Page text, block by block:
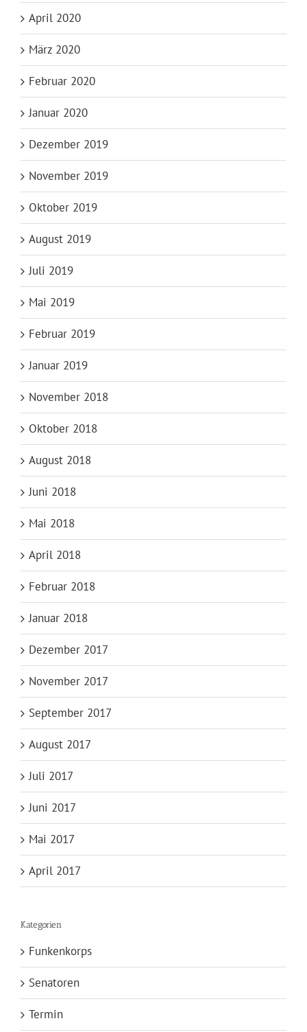
April 2020
März 2020
Februar 2020
Januar 2020
Dezember 2019
November 2019
Oktober 2019
August 2019
Juli 2019
Mai 2019
Februar 2019
Januar 2019
November 2018
Oktober 2018
August 2018
Juni 2018
Mai 2018
April 2018
Februar 2018
Januar 2018
Dezember 2017
November 2017
September 2017
August 2017
Juli 2017
Juni 2017
Mai 2017
April 2017
Kategorien
Funkenkorps
Senatoren
Termin